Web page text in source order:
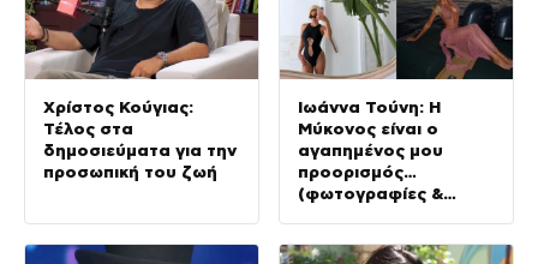
Χρίστος Κούγιας:
Τέλος στα
δημοσιεύματα για την
προσωπική του ζωή
Ιωάννα Τούνη: Η
Μύκονος είναι ο
αγαπημένος μου
προορισμός…
(φωτογραφίες &